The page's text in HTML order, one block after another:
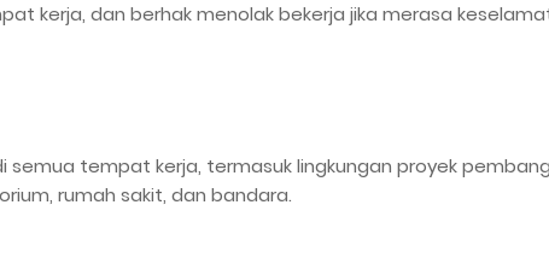
kerja, dan berhak menolak bekerja jika merasa
semua tempat kerja, termasuk lingkungan proyek
rumah sakit, dan bandara.